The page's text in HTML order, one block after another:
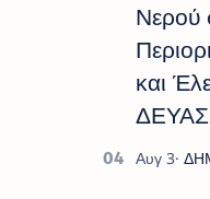
Νερού
και
ΔΕΥΑΣ